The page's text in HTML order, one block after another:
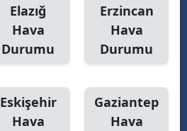
Elazığ
Hava
Durumu
Erzincan
Hava
Durumu
Eskişehir
Hava
Gaziantep
Hava